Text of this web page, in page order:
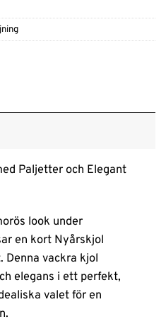
Paljetter och Elegant
look under
en kort Nyårskjol
Denna vackra kjol
elegans i ett perfekt,
valet för en